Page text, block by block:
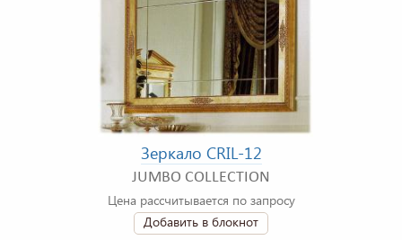
Зеркало CRIL-12
JUMBO COLLECTION
Цена рассчитывается по запросу
Добавить в блокнот